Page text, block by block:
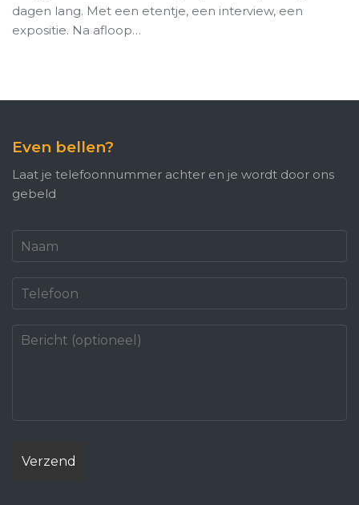
dagen lang. Met een etentje, een interview, een
expositie. Na afloop…
Even bellen?
Laat je telefoonnummer achter en je wordt door ons
gebeld